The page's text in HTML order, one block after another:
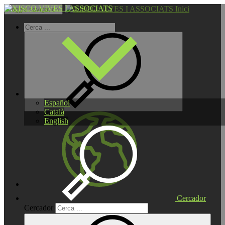
Español
Català
English
Cercador
Cercador
Toggle navigation Inici